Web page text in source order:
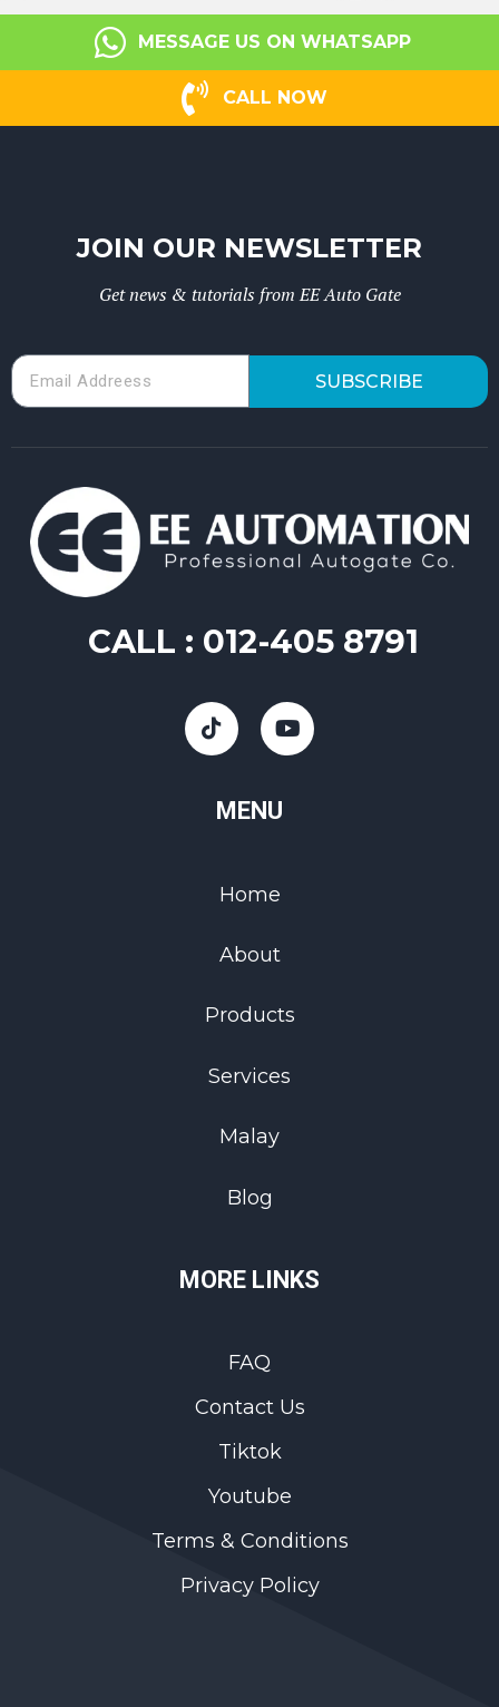
MESSAGE US ON WHATSAPP
CALL NOW
JOIN OUR NEWSLETTER
Get news & tutorials from EE Auto Gate
SUBSCRIBE
CALL : 012-405 8791
MENU
Home
About
Products
Services
Malay
Blog
MORE LINKS
FAQ
Contact Us
Tiktok
Youtube
Terms & Conditions
Privacy Policy